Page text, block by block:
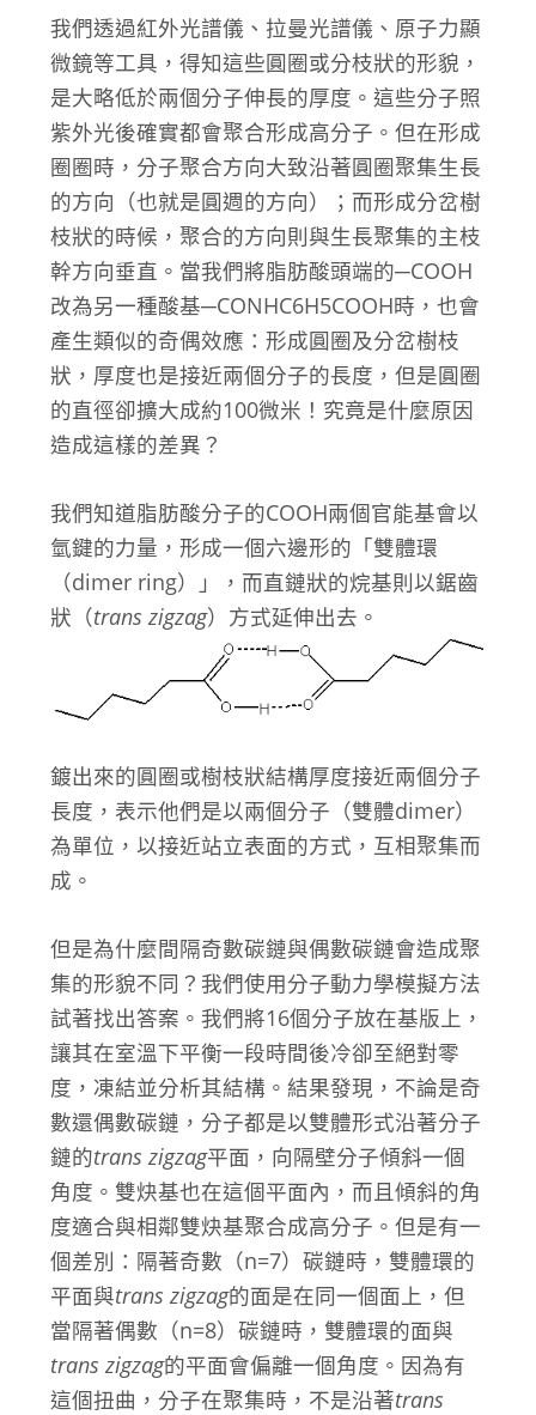
我們透過紅外光譜儀、拉曼光譜儀、原子力顯
微鏡等工具，得知這些圓圈或分枝狀的形貌，
是大略低於兩個分子伸長的厚度。這些分子照
紫外光後確實都會聚合形成高分子。但在形成
圈圈時，分子聚合方向大致沿著圓圈聚集生長
的方向（也就是圓週的方向）；而形成分岔樹
枝狀的時候，聚合的方向則與生長聚集的主枝
幹方向垂直。當我們將脂肪酸頭端的─COOH
改為另一種酸基─CONHC6H5COOH時，也會
產生類似的奇偶效應：形成圓圈及分岔樹枝
狀，厚度也是接近兩個分子的長度，但是圓圈
的直徑卻擴大成約100微米！究竟是什麼原因
造成這樣的差異？
我們知道脂肪酸分子的COOH兩個官能基會以
氫鍵的力量，形成一個六邊形的「雙體環
（dimer ring）」，而直鏈狀的烷基則以鋸齒
狀（trans zigzag）方式延伸出去。
鍍出來的圓圈或樹枝狀結構厚度接近兩個分子
長度，表示他們是以兩個分子（雙體dimer）
為單位，以接近站立表面的方式，互相聚集而
成。
但是為什麼間隔奇數碳鏈與偶數碳鏈會造成聚
集的形貌不同？我們使用分子動力學模擬方法
試著找出答案。我們將16個分子放在基版上，
讓其在室溫下平衡一段時間後冷卻至絕對零
度，凍結並分析其結構。結果發現，不論是奇
數還偶數碳鏈，分子都是以雙體形式沿著分子
鏈的trans zigzag平面，向隔壁分子傾斜一個
角度。雙炔基也在這個平面內，而且傾斜的角
度適合與相鄰雙炔基聚合成高分子。但是有一
個差別：隔著奇數（n=7）碳鏈時，雙體環的
平面與trans zigzag的面是在同一個面上，但
當隔著偶數（n=8）碳鏈時，雙體環的面與
trans zigzag的平面會偏離一個角度。因為有
這個扭曲，分子在聚集時，不是沿著trans